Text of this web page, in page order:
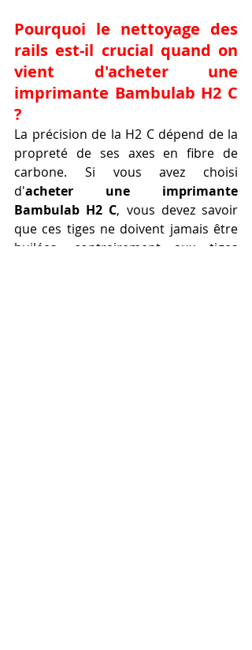
Pourquoi le nettoyage des
rails est-il crucial quand on
vient d'acheter une
imprimante Bambulab H2 C
?
La précision de la H2 C dépend de la
propreté de ses axes en fibre de
carbone. Si vous avez choisi
d'acheter une imprimante
Bambulab H2 C, vous devez savoir
que ces tiges ne doivent jamais être
huilées, contrairement aux tiges